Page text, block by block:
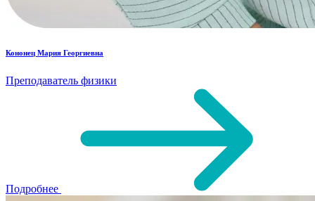
Кононец Мария Георгиевна
Преподаватель физики
Подробнее